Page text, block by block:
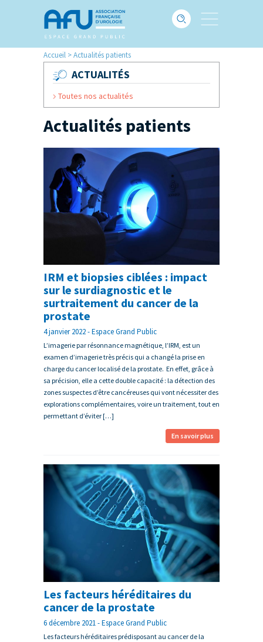
Accueil >Actualités patients
ACTUALITÉS
Toutes nos actualités
Actualités patients
IRM et biopsies ciblées : impact
sur le surdiagnostic et le
surtraitement du cancer de la
prostate
4 janvier 2022 - Espace Grand Public
L’imagerie par résonnance magnétique, l’IRM, est un
examen d’imagerie très précis qui a changé la prise en
charge du cancer localisé de la prostate. En effet, grâce à
sa précision, elle a cette double capacité : la détection des
zones suspectes d’être cancéreuses qui vont nécessiter des
explorations complémentaires, voire un traitement, tout en
permettant d’éviter […]
En savoir plus
Les facteurs héréditaires du
cancer de la prostate
6 décembre 2021 - Espace Grand Public
Les facteurs héréditaires prédisposant au cancer de la